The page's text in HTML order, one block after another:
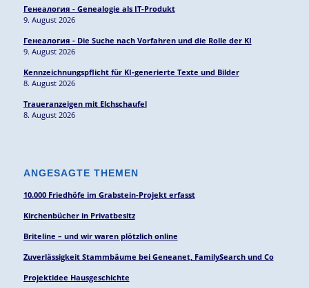
Генеалогия - Genealogie als IT-Produkt
9. August 2026
Генеалогия - Die Suche nach Vorfahren und die Rolle der KI
9. August 2026
Kennzeichnungspflicht für KI-generierte Texte und Bilder
8. August 2026
Traueranzeigen mit Elchschaufel
8. August 2026
ANGESAGTE THEMEN
10.000 Friedhöfe im Grabstein-Projekt erfasst
Kirchenbücher in Privatbesitz
Briteline – und wir waren plötzlich online
Zuverlässigkeit Stammbäume bei Geneanet, FamilySearch und Co
Projektidee Hausgeschichte